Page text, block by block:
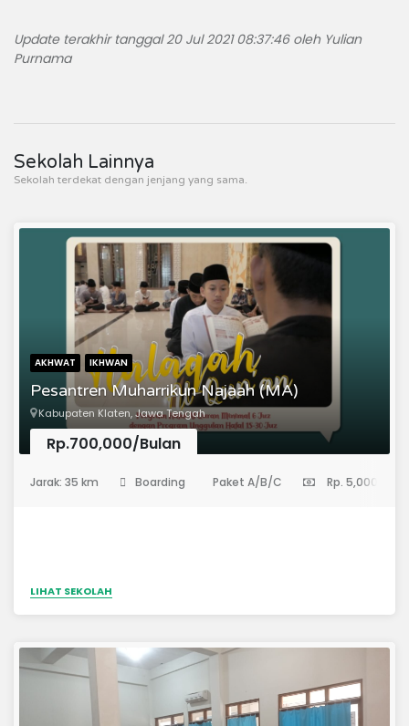
Update terakhir tanggal 20 Jul 2021 08:37:46 oleh Yulian
Purnama
Sekolah Lainnya
Sekolah terdekat dengan jenjang yang sama.
AKHWAT IKHWAN
Pesantren Muharrikun Najaah (MA)
Kabupaten Klaten, Jawa Tengah
Rp.700,000/Bulan
Jarak: 35 km Boarding Paket A/B/C Rp. 5,000,000
LIHAT SEKOLAH